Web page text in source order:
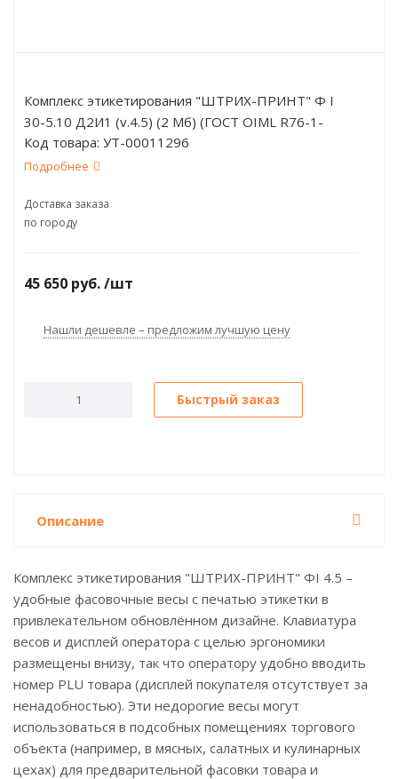
Комплекс этикетирования "ШТРИХ-ПРИНТ" Ф I
30-5.10 Д2И1 (v.4.5) (2 Мб) (ГОСТ OIML R76-1-
2011)
Код товара: УТ-00011296
Подробнее
Доставка заказа
по городу
45 650 руб./шт
Нашли дешевле – предложим лучшую цену
Быстрый заказ
Описание
Комплекс этикетирования "ШТРИХ-ПРИНТ" ФI 4.5 –
удобные фасовочные весы с печатью этикетки в
привлекательном обновлённом дизайне. Клавиатура
весов и дисплей оператора с целью эргономики
размещены внизу, так что оператору удобно вводить
номер PLU товара (дисплей покупателя отсутствует за
ненадобностью). Эти недорогие весы могут
использоваться в подсобных помещениях торгового
объекта (например, в мясных, салатных и кулинарных
цехах) для предварительной фасовки товара и